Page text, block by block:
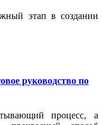
этап в создании
руководство по
процесс, а